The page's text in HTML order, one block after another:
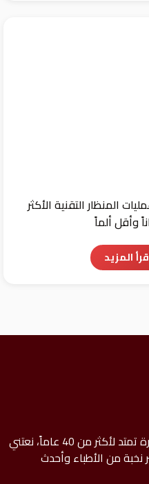
المنظار التقنية الأكثر
وأقل ألماً
المزيد
رعاية طبية متكاملة بخبرة تمتد لأكثر من 40 عاماً، نعتني
من الأطباء وأحدث